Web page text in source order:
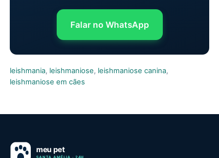
Falar no WhatsApp
leishmania, leishmaniose, leishmaniose canina,
leishmaniose em cães